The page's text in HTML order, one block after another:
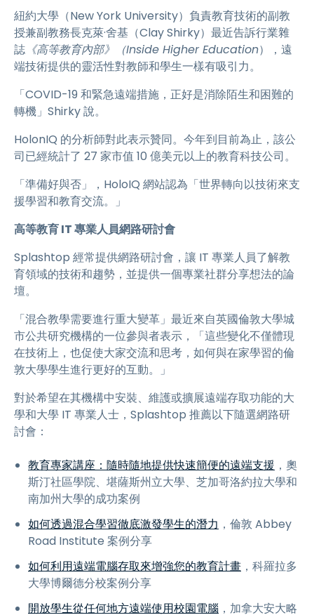
紐約大學（New York University）負責教育技術的副教
授兼副教務長克萊·舍基（Clay Shirky）最近告訴行業雜
誌 《高等教育內部》（Inside Higher Education），遠
端技術提供的靈活性對教師和學生一樣有吸引力。
「COVID-19 和緊急遠端措施，正好是消除陌生和困難的
轉機」Shirky 說。
HolonIQ 的分析師對此表示贊同。今年到目前為止，該公
司已經統計了 27 家市值 10 億美元以上的教育科技公司。
「準備好與否」，HoloIQ 網站認為「世界轉向以技術來支
援學習和教育交流。」
高等教育 IT 專業人員網路研討會
Splashtop 經常提供網路研討會，讓 IT 專業人員了解教
育領域的技術和趨勢，並提供一個專業社群分享想法的論
壇。
「混合教學需要進行重大變革」最近來自英國倫敦大學城
市公共研究機構的一位參與者表示，「這些變化不僅體現
在技術上，也促使大家交流和思考，如何與在家學習的倫
敦大學學生進行更好的互動。」
對於希望在其機構中安裝、維護或擴展遠端存取功能的大
學和大學 IT 專業人士，Splashtop 推薦以下隨選網路研
討會：
教育專家講座：隨時隨地提供快速簡便的遠端支援 ，奧
斯汀社區學院、堪薩斯州立大學、芝加哥洛約拉大學和
南加州大學的成功案例
如何透過混合學習徹底激發學生的潛力 ，倫敦 Abbey
Road Institute 案例分享
如何利用遠端電腦存取來增強您的教育計畫 ，科羅拉多
大學博爾德分校案例分享
開放學生從任何地方遠端使用校園電腦 ，加拿大安大略